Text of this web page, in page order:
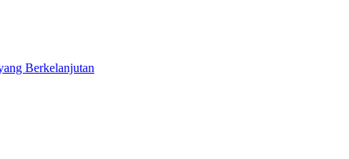
Berkelanjutan